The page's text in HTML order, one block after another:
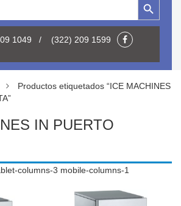
1049 / (322) 209 1599
Productos etiquetados “ICE MACHINES
IN PUERTO
columns-3 mobile-columns-1